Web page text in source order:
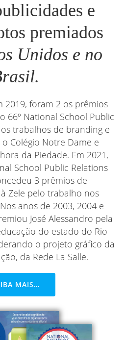
e
premiados
Unidos e no
2019, foram 2 os prêmios
66º National School Public
trabalhos de branding e
Colégio Notre Dame e
da Piedade. Em 2021,
School Public Relations
3 prêmios de
Zele pelo trabalho nos
anos de 2003, 2004 e
José Alessandro pela
do estado do Rio
o projeto gráfico da
da Rede La Salle.
MAIS…